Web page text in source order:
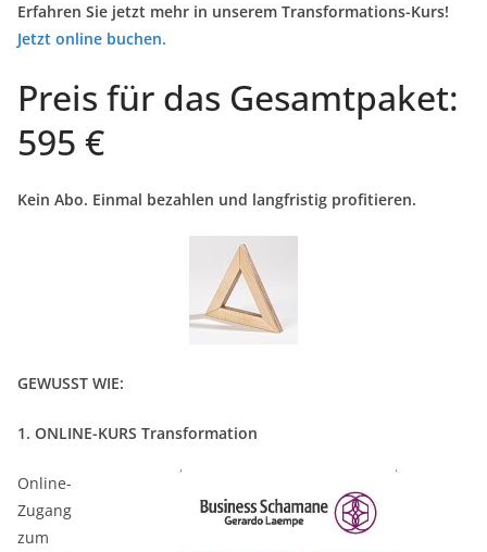
Erfahren Sie jetzt mehr in unserem Transformations-Kurs!
Jetzt online buchen.
Preis für das Gesamtpaket:
595 €
Kein Abo. Einmal bezahlen und langfristig profitieren.
GEWUSST WIE:
1. ONLINE-KURS Transformation
Online-
Zugang
zum